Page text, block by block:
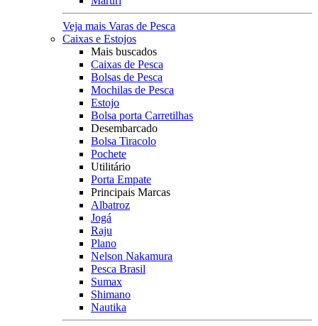
Veja mais Varas de Pesca
Caixas e Estojos
Mais buscados
Caixas de Pesca
Bolsas de Pesca
Mochilas de Pesca
Estojo
Bolsa porta Carretilhas
Desembarcado
Bolsa Tiracolo
Pochete
Utilitário
Porta Empate
Principais Marcas
Albatroz
Jogá
Raju
Plano
Nelson Nakamura
Pesca Brasil
Sumax
Shimano
Nautika